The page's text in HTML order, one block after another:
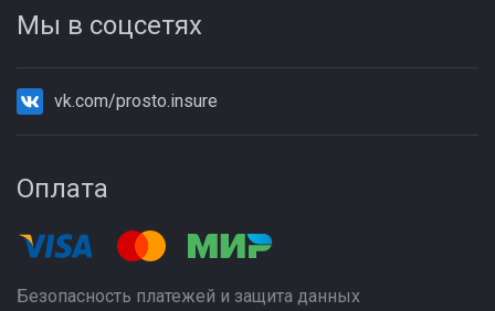
Мы в соцсетях
vk.com/prosto.insure
Оплата
Безопасность платежей и защита данных